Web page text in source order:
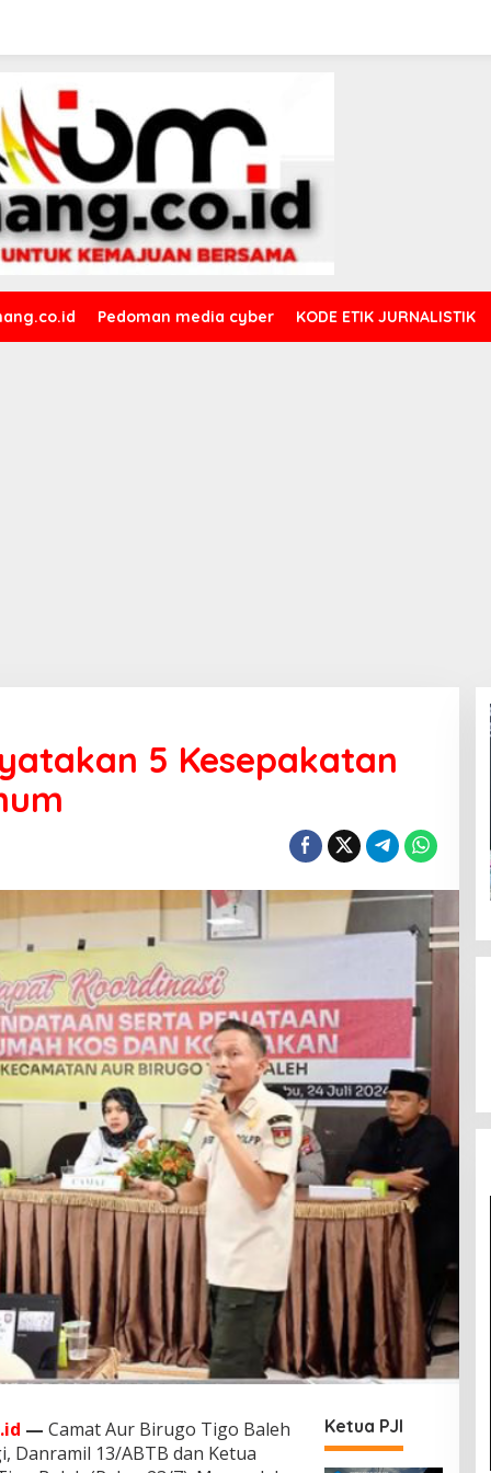
Pedoman media cyber KODE ETIK JURNALISTIK
5 Kesepakatan
— Camat Aur Birugo Tigo Baleh
Danramil 13/ABTB dan Ketua
Ketua PJI